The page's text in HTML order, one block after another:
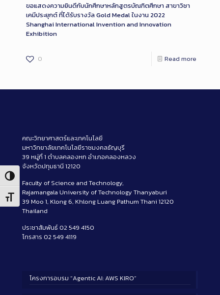
Toggle High Contrast
Toggle Font size
ขอแสดงความยินดีกับนักศึกษาหลักสูตรบัณฑิตศึกษา สาขาวิชา
เคมีประยุกต์ ที่ได้รับรางวัล Gold Medal ในงาน 2022
Shanghai International Invention and Innovation
Exhibition
0 Read more
คณะวิทยาศาสตร์และเทคโนโลยี
มหาวิทยาลัยเทคโนโลยีราชมงคลธัญบุรี
39 หมู่ที่ 1 ตำบลคลองหก อำเภอคลองหลวง
จังหวัดปทุมธานี 12120
Faculty of Science and Technology,
Rajamangala University of Technology Thanyaburi
39 Moo 1, Klong 6, Khlong Luang Pathum Thani 12120
Thailand
ประชาสัมพันธ์ 02 549 4150
โทรสาร 02 549 4119
โครงการอบรม “Agentic AI: AWS KIRO”